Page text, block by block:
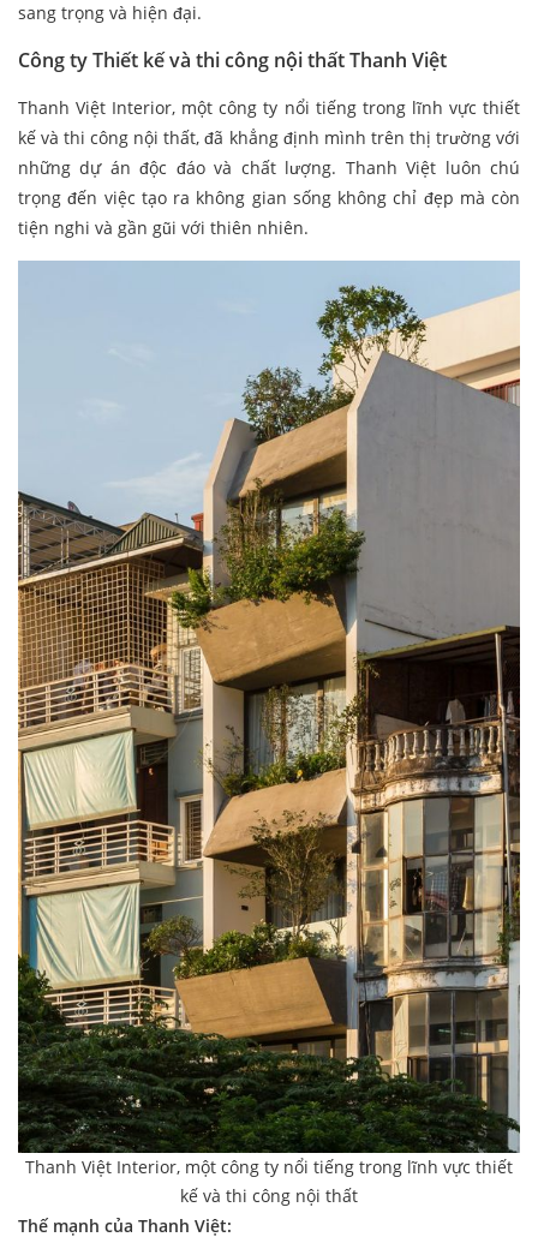
sang trọng và hiện đại.
Công ty Thiết kế và thi công nội thất Thanh Việt
Thanh Việt Interior, một công ty nổi tiếng trong lĩnh vực thiết
kế và thi công nội thất, đã khẳng định mình trên thị trường với
những dự án độc đáo và chất lượng. Thanh Việt luôn chú
trọng đến việc tạo ra không gian sống không chỉ đẹp mà còn
tiện nghi và gần gũi với thiên nhiên.
Thanh Việt Interior, một công ty nổi tiếng trong lĩnh vực thiết
kế và thi công nội thất
Thế mạnh của Thanh Việt: